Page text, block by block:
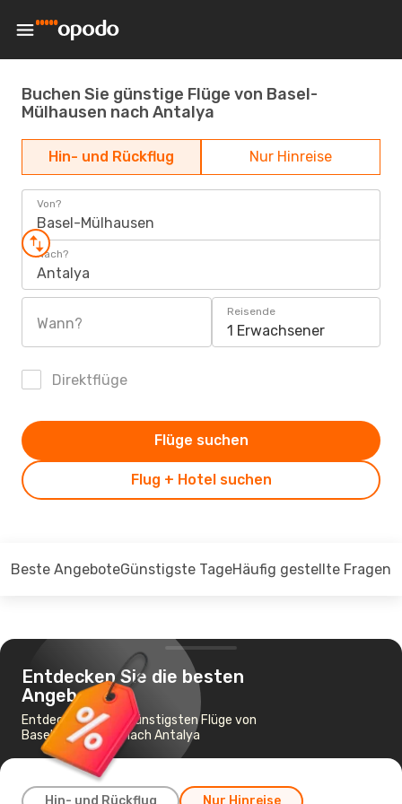
Buchen Sie günstige Flüge von Basel-
Mülhausen nach Antalya
Hin- und Rückflug Nur Hinreise
Von?
Basel-Mülhausen
Nach?
Antalya
Wann?
Reisende
1 Erwachsener
Direktflüge
Flug + Hotel suchen
Flüge suchen
Beste AngeboteGünstigste TageHäufig gestellte Fragen
Entdecken Sie die besten
Angebote
Entdecken Sie die günstigsten Flüge von
Basel-Mülhausen nach Antalya
Hin- und Rückflug Nur Hinreise